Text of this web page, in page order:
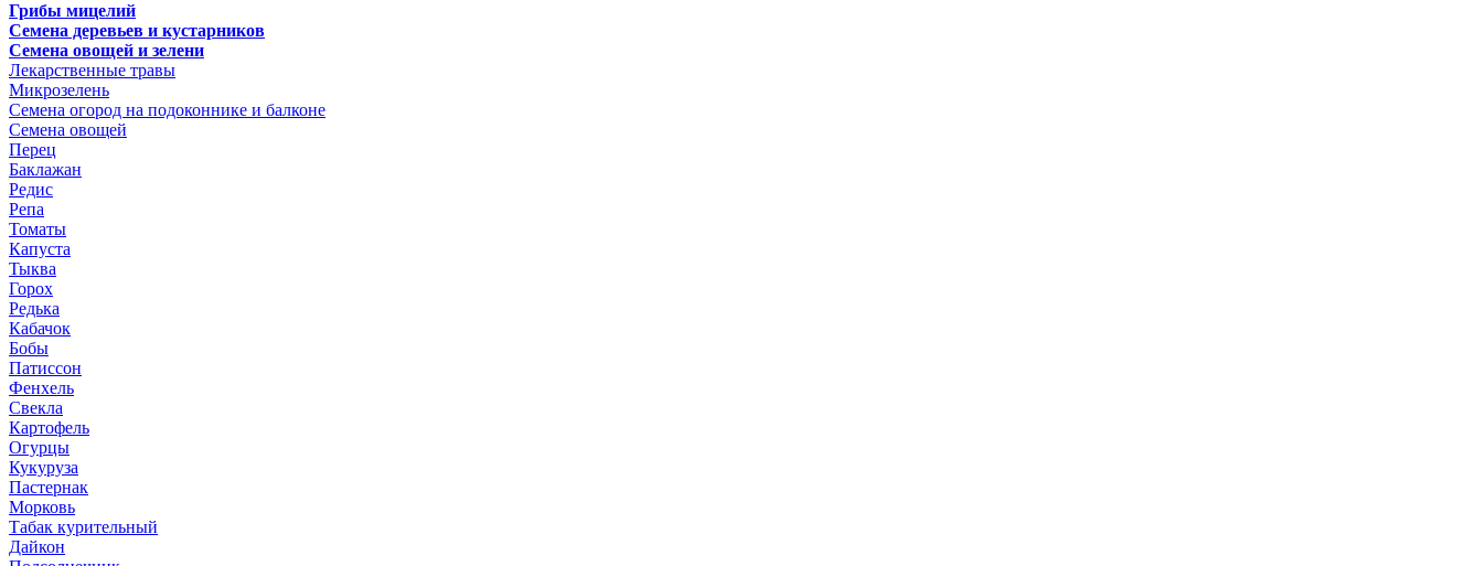
Грибы мицелий
Семена деревьев и кустарников
Семена овощей и зелени
Лекарственные травы
Микрозелень
Семена огород на подоконнике и балконе
Семена овощей
Перец
Баклажан
Редис
Репа
Томаты
Капуста
Тыква
Горох
Редька
Кабачок
Бобы
Патиссон
Фенхель
Свекла
Картофель
Огурцы
Кукуруза
Пастернак
Морковь
Табак курительный
Дайкон